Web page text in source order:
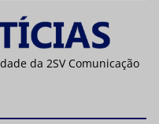
da 2SV Comunicação